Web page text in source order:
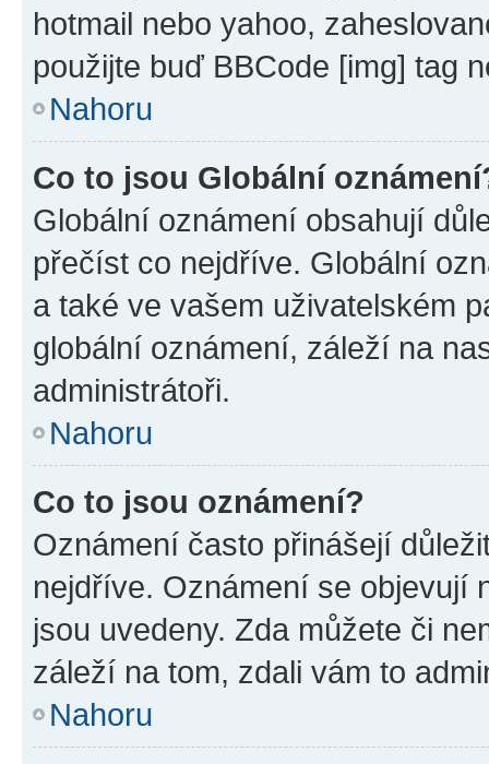
hotmail nebo yahoo,
použijte buď BBCode [img] tag
Nahoru
Co to jsou Globální
Globální oznámení obsahují
přečíst co nejdříve. Globální
a také ve vašem uživatelském
globální oznámení, záleží na
administrátoři.
Nahoru
Co to jsou oznámení?
Oznámení často přinášejí
nejdříve. Oznámení se objevují
jsou uvedeny. Zda můžete či
záleží na tom, zdali vám to
Nahoru